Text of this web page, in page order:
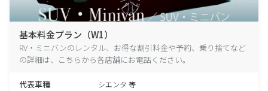
基本料金プラン（W1）
RV・ミニバンのレンタル、お得な割引料金や予約、乗り捨てなど
の詳細は、こちらから各店舗にお電話ください。
代表車種 シエンタ 等